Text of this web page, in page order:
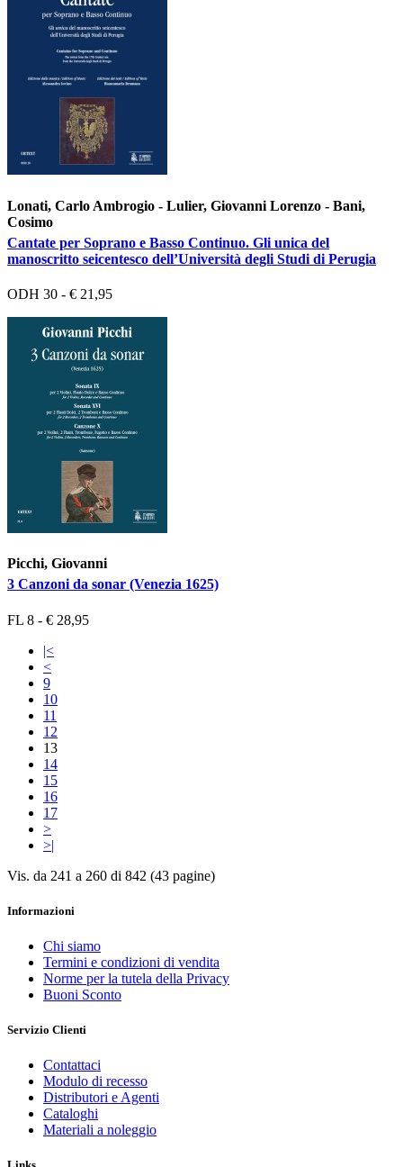
Lonati, Carlo Ambrogio - Lulier, Giovanni Lorenzo - Bani,
Cosimo
Cantate per Soprano e Basso Continuo. Gli unica del
manoscritto seicentesco dell’Università degli Studi di Perugia
ODH 30 - € 21,95
Picchi, Giovanni
3 Canzoni da sonar (Venezia 1625)
FL 8 - € 28,95
|<
<
9
10
11
12
13
14
15
16
17
>
>|
Vis. da 241 a 260 di 842 (43 pagine)
Informazioni
Chi siamo
Termini e condizioni di vendita
Norme per la tutela della Privacy
Buoni Sconto
Servizio Clienti
Contattaci
Modulo di recesso
Distributori e Agenti
Cataloghi
Materiali a noleggio